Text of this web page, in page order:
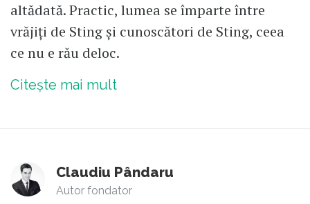
altădată. Practic, lumea se împarte între
vrăjiți de Sting și cunoscători de Sting, ceea
ce nu e rău deloc.
Citește mai mult
Claudiu Pândaru
Autor fondator